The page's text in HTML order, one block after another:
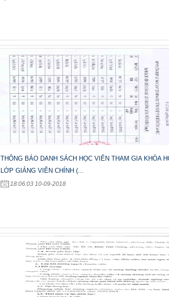
THÔNG BÁO DANH SÁCH HỌC VIÊN THAM GIA KHÓA
LỚP GIẢNG VIÊN CHÍNH (...
18:06:03 10-09-2018